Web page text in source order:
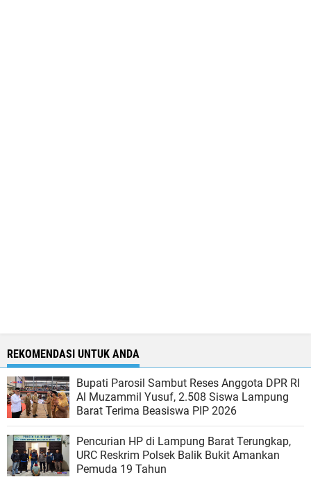
REKOMENDASI UNTUK ANDA
Bupati Parosil Sambut Reses Anggota DPR RI
Al Muzammil Yusuf, 2.508 Siswa Lampung
Barat Terima Beasiswa PIP 2026
Pencurian HP di Lampung Barat Terungkap,
URC Reskrim Polsek Balik Bukit Amankan
Pemuda 19 Tahun